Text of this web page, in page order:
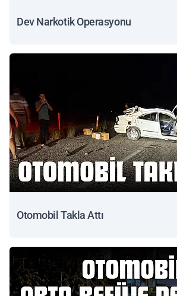
Dev Narkotik Operasyonu
Otomobil Takla Attı